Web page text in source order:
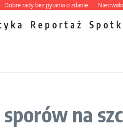
rady bez pytania o zdanie Nietrwałość
Reportaż
na